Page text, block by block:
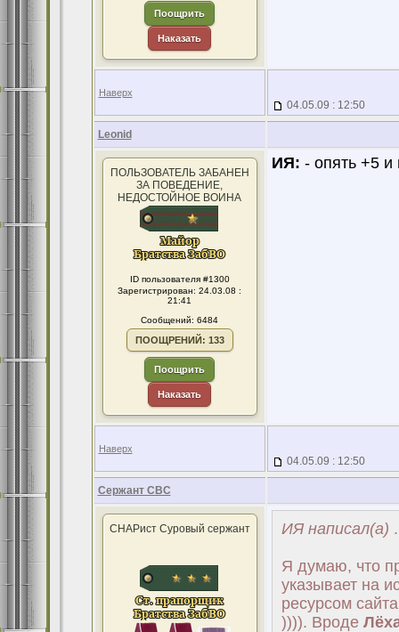
Поощрить
Наказать
Наверх
04.05.09 : 12:50
Leonid
ПОЛЬЗОВАТЕЛЬ ЗАБАНЕН
ЗА ПОВЕДЕНИЕ,
НЕДОСТОЙНОЕ ВОИНА
ID пользователя #1300
Зарегистрирован: 24.03.08 :
21:41
Сообщений: 6484
ПООЩРЕНИЙ: 133
Поощрить
Наказать
ИЯ: - опять +5 и
Наверх
04.05.09 : 12:50
Сержант СВС
СНАРист Суровый сержант ИЯ написал(а)
Я думаю, что
указывает на
ресурсом
)))). Вроде